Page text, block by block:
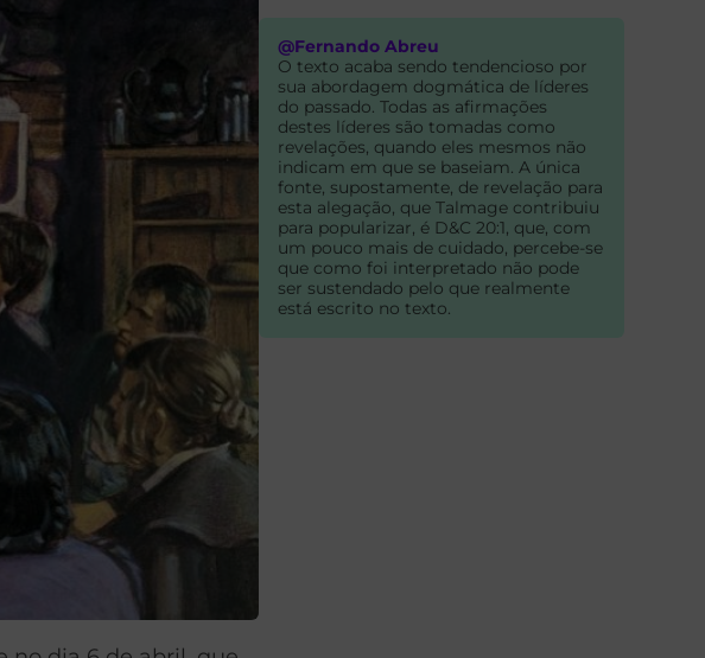
@Fernando Abreu
O texto acaba sendo tendencioso por
sua abordagem dogmática de líderes
do passado. Todas as afirmações
destes líderes são tomadas como
revelações, quando eles mesmos não
indicam em que se baseiam. A única
fonte, supostamente, de revelação para
esta alegação, que Talmage contribuiu
para popularizar, é D&C 20:1, que, com
um pouco mais de cuidado, percebe-se
que como foi interpretado não pode
ser sustendado pelo que realmente
está escrito no texto.